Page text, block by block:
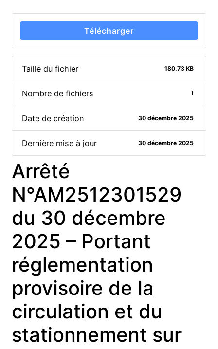
Télécharger
Taille du fichier 180.73 KB
Nombre de fichiers 1
Date de création 30 décembre 2025
Dernière mise à jour 30 décembre 2025
Arrêté
N°AM2512301529
du 30 décembre
2025 – Portant
réglementation
provisoire de la
circulation et du
stationnement sur